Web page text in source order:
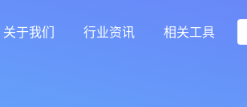
关于我们 行业资讯 相关工具